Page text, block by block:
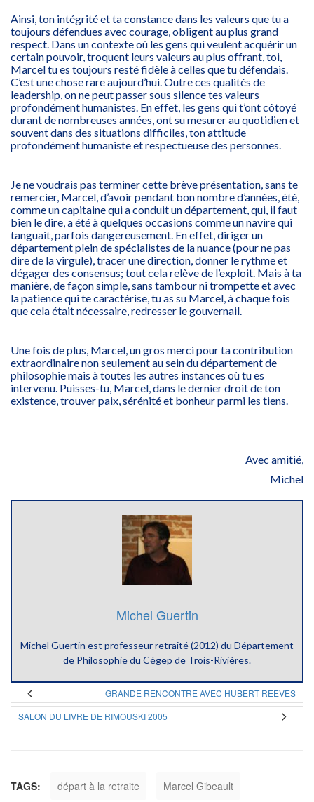
Ainsi, ton intégrité et ta constance dans les valeurs que tu a
toujours défendues avec courage, obligent au plus grand
respect. Dans un contexte où les gens qui veulent acquérir un
certain pouvoir, troquent leurs valeurs au plus offrant, toi,
Marcel tu es toujours resté fidèle à celles que tu défendais.
C’est une chose rare aujourd’hui. Outre ces qualités de
leadership, on ne peut passer sous silence tes valeurs
profondément humanistes. En effet, les gens qui t’ont côtoyé
durant de nombreuses années, ont su mesurer au quotidien et
souvent dans des situations difficiles, ton attitude
profondément humaniste et respectueuse des personnes.
Je ne voudrais pas terminer cette brève présentation, sans te
remercier, Marcel, d’avoir pendant bon nombre d’années, été,
comme un capitaine qui a conduit un département, qui, il faut
bien le dire, a été à quelques occasions comme un navire qui
tanguait, parfois dangereusement. En effet, diriger un
département plein de spécialistes de la nuance (pour ne pas
dire de la virgule), tracer une direction, donner le rythme et
dégager des consensus; tout cela relève de l’exploit. Mais à ta
manière, de façon simple, sans tambour ni trompette et avec
la patience qui te caractérise, tu as su Marcel, à chaque fois
que cela était nécessaire, redresser le gouvernail.
Une fois de plus, Marcel, un gros merci pour ta contribution
extraordinaire non seulement au sein du département de
philosophie mais à toutes les autres instances où tu es
intervenu. Puisses-tu, Marcel, dans le dernier droit de ton
existence, trouver paix, sérénité et bonheur parmi les tiens.
Avec amitié,
Michel
Michel Guertin
Michel Guertin est professeur retraité (2012) du Département
de Philosophie du Cégep de Trois-Rivières.
GRANDE RENCONTRE AVEC HUBERT REEVES
SALON DU LIVRE DE RIMOUSKI 2005
TAGS: départ à la retraite Marcel Gibeault